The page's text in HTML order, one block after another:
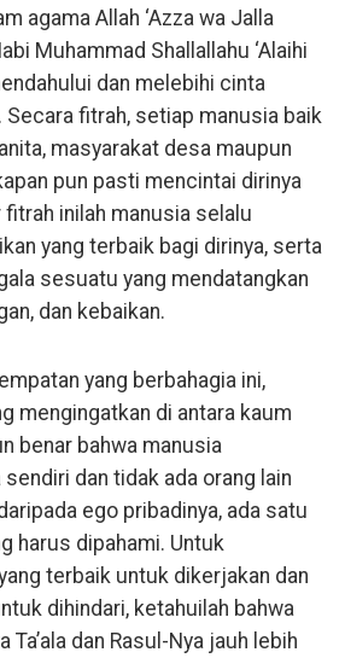
agama Allah ‘Azza wa Jalla
Muhammad Shallallahu ‘Alaihi
dan melebihi cinta
Secara fitrah, setiap manusia baik
masyarakat desa maupun
pun pasti mencintai dirinya
inilah manusia selalu
yang terbaik bagi dirinya, serta
sesuatu yang mendatangkan
dan kebaikan.
yang berbahagia ini,
mengingatkan di antara kaum
benar bahwa manusia
sendiri dan tidak ada orang lain
ego pribadinya, ada satu
harus dipahami. Untuk
terbaik untuk dikerjakan dan
dihindari, ketahuilah bahwa
Ta’ala dan Rasul-Nya jauh lebih